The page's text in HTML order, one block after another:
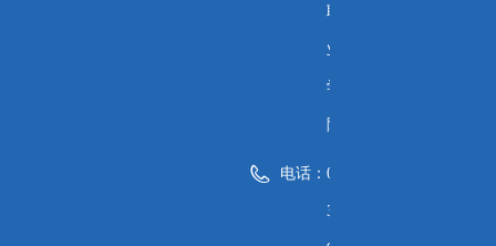
职
业
学
院
电话： 0
3